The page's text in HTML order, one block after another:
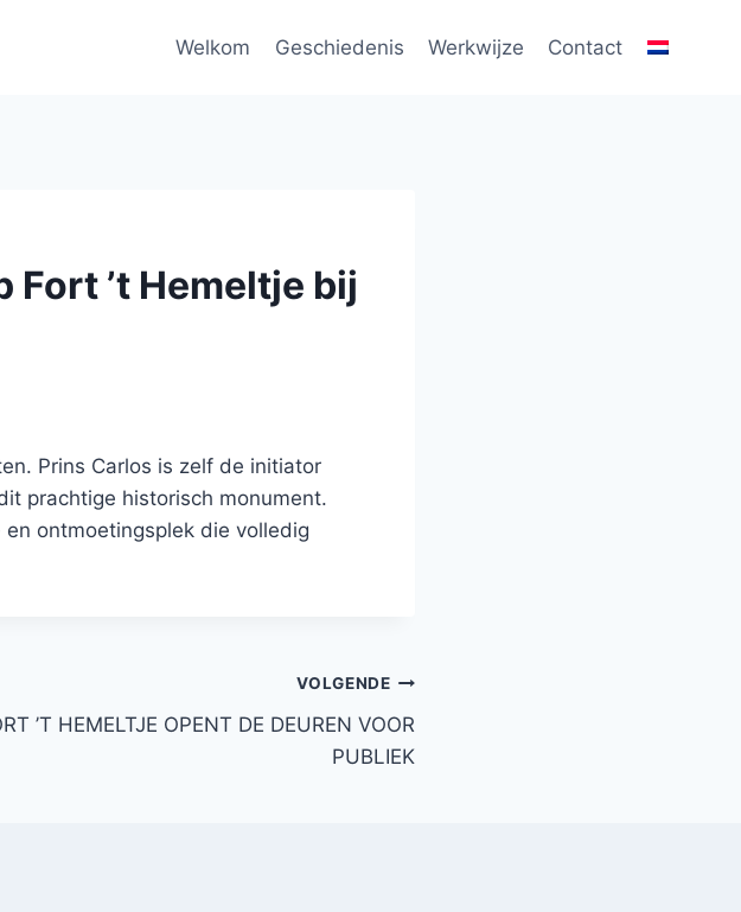
Welkom Geschiedenis Werkwijze Contact
’t Hemeltje bij
Prins Carlos is zelf de initiator
prachtige historisch monument.
ontmoetingsplek die volledig
VOLGENDE
’T HEMELTJE OPENT DE DEUREN VOOR
PUBLIEK